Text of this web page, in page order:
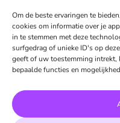
Om de beste ervaringen te
cookies om informatie over je
in te stemmen met deze
surfgedrag of unieke ID's op
geeft of uw toestemming intrekt,
bepaalde functies en
Hulpcentrum
Contact